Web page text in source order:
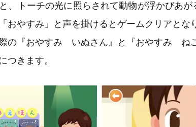
、トーチの光に照らされて動物が浮かびあが
おやすみ」と声を掛けるとゲームクリアとな
の『おやすみ いぬさん』と『おやすみ ね
つきます。